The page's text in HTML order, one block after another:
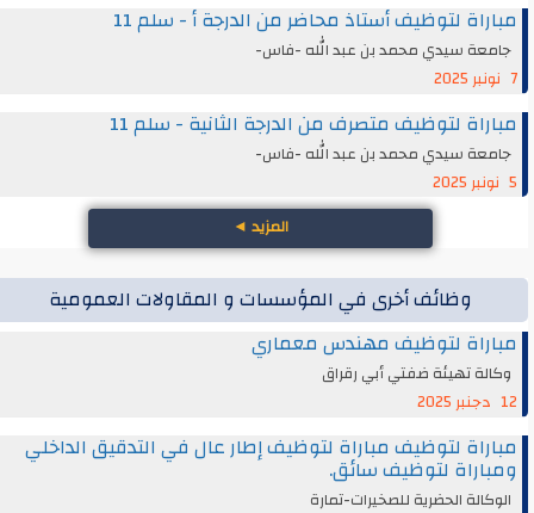
مباراة لتوظيف أستاذ محاضر من الدرجة أ - سلم 11
جامعة سيدي محمد بن عبد الله -فاس-
مباراة لتوظيف متصرف من الدرجة الثانية - سلم 11
جامعة سيدي محمد بن عبد الله -فاس-
المزيد◄
وظائف أخرى في المؤسسات و المقاولات العمومية
مباراة لتوظيف مهندس معماري
وكالة تهيئة ضفتي أبي رقراق
12 دجنبر 2025
مباراة لتوظيف مباراة لتوظيف إطار عال في التدقيق الداخلي
ومباراة لتوظيف سائق.
الوكالة الحضرية للصخيرات-تمارة